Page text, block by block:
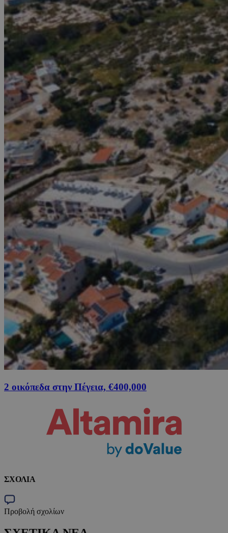
2 οικόπεδα στην Πέγεια, €400,000
ΣΧΟΛΙΑ
Προβολή σχολίων